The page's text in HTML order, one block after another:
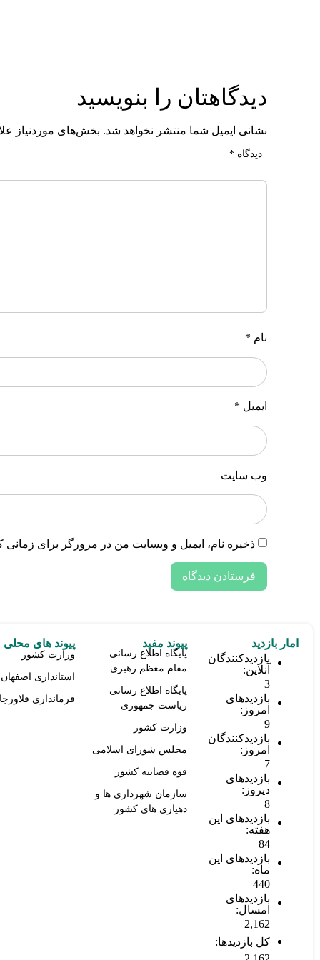
دیدگاهتان را بنویسید
نشانی ایمیل شما منتشر نخواهد شد. بخش‌های موردنیاز
دیدگاه *
نام *
ایمیل *
وب‌ سایت
ذخیره نام، ایمیل و وبسایت من در مرورگر برای زمانی
امار بازدید
بازدیدکنندگان
آنلاین:
3
بازدیدهای
امروز:
9
بازدیدکنندگان
امروز:
7
بازدیدهای
دیروز:
8
بازدیدهای این
هفته:
84
بازدیدهای این
ماه:
440
بازدیدهای
امسال:
2,162
کل بازدیدها:
پیوند مفید
پایگاه اطلاع رسانی
مقام معظم رهبری
پایگاه اطلاع رسانی
ریاست جمهوری
وزارت کشور
مجلس شورای اسلامی
قوه قضاییه کشور
سازمان شهرداری ها و
دهیاری های کشور
پیوند های محلی
وزارت کشور
استانداری اصفهان
فرمانداری